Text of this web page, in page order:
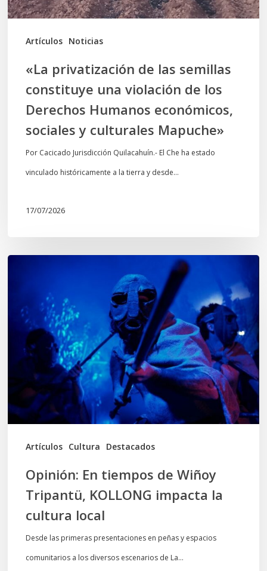
Artículos Noticias
de
Humanos
económicos,
sociales
culturales
Mapuche»
«La privatización de las semillas
constituye una violación de los
Derechos Humanos económicos,
sociales y culturales Mapuche»
Por Cacicado Jurisdicción Quilacahuín.- El Che ha estado
vinculado históricamente a la tierra y desde…
17/07/2026
Artículos Cultura Destacados
tiempos
Wiñoy
Tripantü,
KOLLONG
impacta
la
cultura
Opinión: En tiempos de Wiñoy
Tripantü, KOLLONG impacta la
cultura local
Desde las primeras presentaciones en peñas y espacios
comunitarios a los diversos escenarios de La…